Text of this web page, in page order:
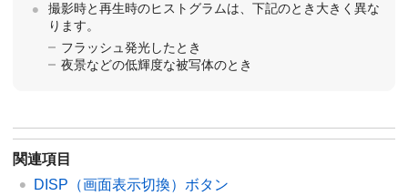
撮影時と再生時のヒストグラムは、下記のとき大きく異な
ります。
フラッシュ発光したとき
夜景などの低輝度な被写体のとき
関連項目
DISP（画面表示切換）ボタン